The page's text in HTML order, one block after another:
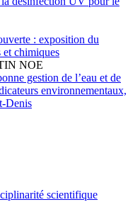
: exposition du
et chimiques
NOE
gestion de l’eau et de
environnementaux,
Denis